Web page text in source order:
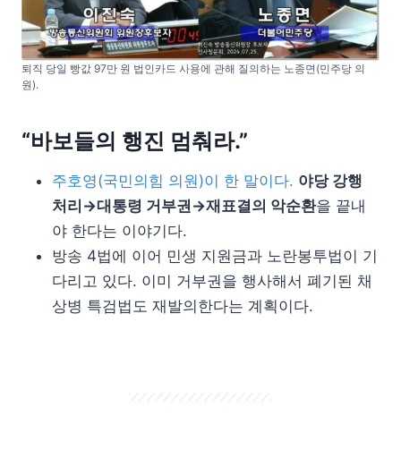
퇴직 당일 빵값 97만 원 법인카드 사용에 관해 질의하는 노종면(민주당 의
원).
“바보들의 행진 멈춰라.”
주호영(국민의힘 의원)이 한 말이다. 야당 강행
처리→대통령 거부권→재표결의 악순환을 끝내
야 한다는 이야기다.
방송 4법에 이어 민생 지원금과 노란봉투법이 기
다리고 있다. 이미 거부권을 행사해서 폐기된 채
상병 특검법도 재발의한다는 계획이다.